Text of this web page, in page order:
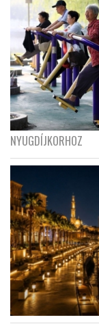
NYUGDÍJKORHOZ